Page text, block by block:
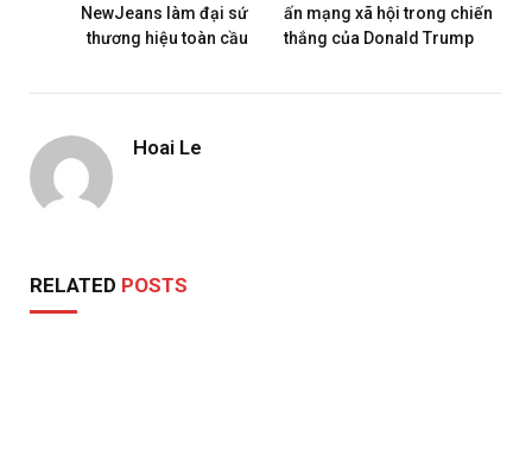
NewJeans làm đại sứ
thương hiệu toàn cầu
ấn mạng xã hội trong chiến
thắng của Donald Trump
Hoai Le
RELATED POSTS